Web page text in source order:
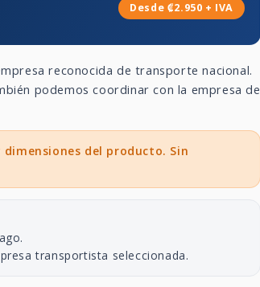
Desde ₡2.950 + IVA
reconocida de transporte nacional.
podemos coordinar con la empresa de
del producto. Sin
transportista seleccionada.